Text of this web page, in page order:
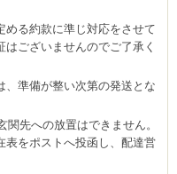
める約款に準じ対応をさせて
ございませんのでご了承く
、準備が整い次第の発送とな
先への放置はできません。
表をポストへ投函し、配達営